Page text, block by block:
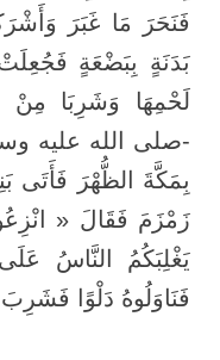
فَنَحَرَ مَا غَبَرَ
بَدَنَةٍ بِبَضْعَةٍ
لَحْمِهَا وَشَرِبَا
-صلى الله عليه
بِمَكَّةَ الظُّهْرَ
زَمْزَمَ فَقَالَ «
يَغْلِبَكُمُ النَّاسُ
فَنَاوَلُوهُ دَلْوًا